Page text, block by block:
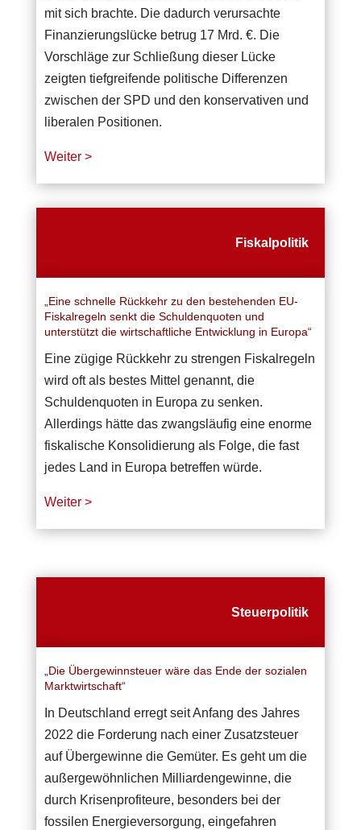
mit sich brachte. Die dadurch verursachte
Finanzierungslücke betrug 17 Mrd. €. Die
Vorschläge zur Schließung dieser Lücke
zeigten tiefgreifende politische Differenzen
zwischen der SPD und den konservativen und
liberalen Positionen.
Weiter >
Fiskalpolitik
„Eine schnelle Rückkehr zu den bestehenden EU-
Fiskalregeln senkt die Schuldenquoten und
unterstützt die wirtschaftliche Entwicklung in Europa“
Eine zügige Rückkehr zu strengen Fiskalregeln
wird oft als bestes Mittel genannt, die
Schuldenquoten in Europa zu senken.
Allerdings hätte das zwangsläufig eine enorme
fiskalische Konsolidierung als Folge, die fast
jedes Land in Europa betreffen würde.
Weiter >
Steuerpolitik
„Die Übergewinnsteuer wäre das Ende der sozialen
Marktwirtschaft“
In Deutschland erregt seit Anfang des Jahres
2022 die Forderung nach einer Zusatzsteuer
auf Übergewinne die Gemüter. Es geht um die
außergewöhnlichen Milliardengewinne, die
durch Krisenprofiteure, besonders bei der
fossilen Energieversorgung, eingefahren